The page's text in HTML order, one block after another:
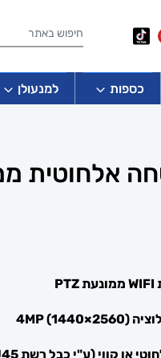
כספות למנעולן
WIFI ממונעתPTZ
(2560×1440) 4MP
או קווי (ע"י כבל רשת